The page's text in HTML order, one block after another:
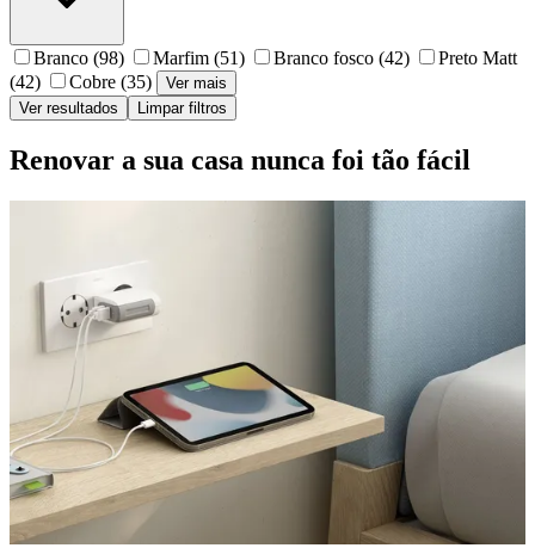
Branco (98) Marfim (51) Branco fosco (42)
Preto Matt
(42)
Cobre (35)
Ver mais
Ver resultados
Limpar filtros
Renovar a sua casa nunca foi tão fácil